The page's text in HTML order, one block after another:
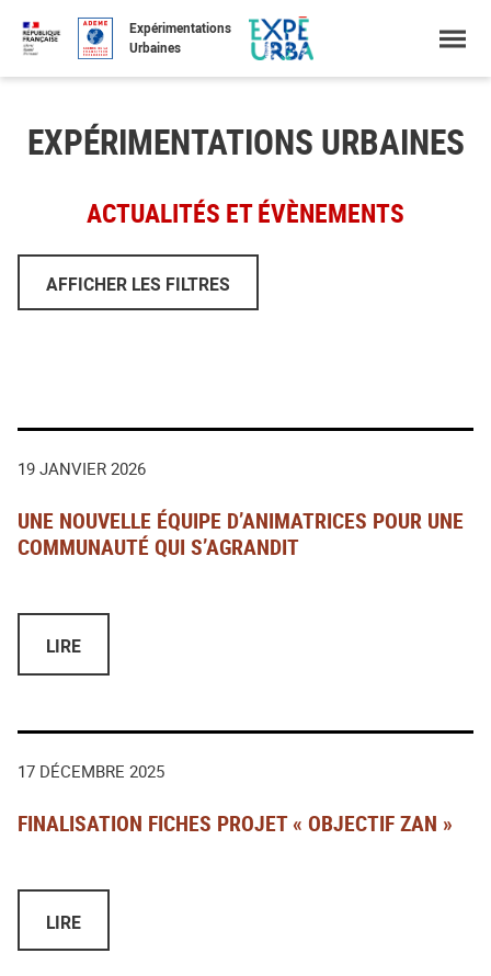
contenu
une
recherche
Expérimentations
Urbaines
EXPÉRIMENTATIONS URBAINES
ACTUALITÉS ET ÉVÈNEMENTS
AFFICHER LES FILTRES
Économie Circulaire et Urbanisme
Planifriches
Planisols
19 JANVIER 2026
UNE NOUVELLE ÉQUIPE D’ANIMATRICES POUR UNE
COMMUNAUTÉ QUI S’AGRANDIT
LIRE
17 DÉCEMBRE 2025
FINALISATION FICHES PROJET « OBJECTIF ZAN »
LIRE